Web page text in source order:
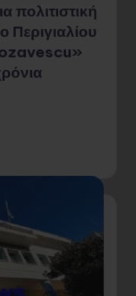
πολιτιστική
Περιγιαλίου